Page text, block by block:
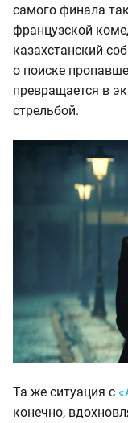
самого финала
французской
казахстанский
о поиске
превращается в
стрельбой.
Та же ситуация с
конечно,